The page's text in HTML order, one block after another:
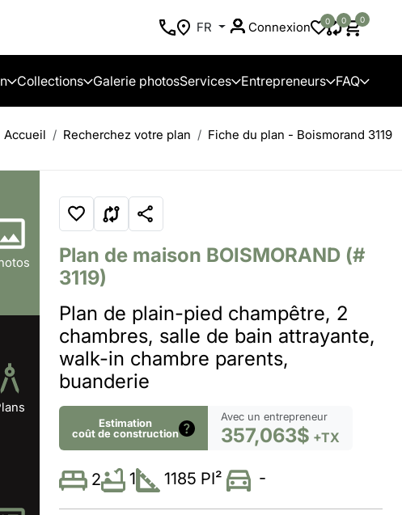
FR Connexion 0 0 0
Collections Galerie photosServices Entrepreneurs FAQ
Accueil Recherchez votre plan Fiche du plan - Boismorand 3119
Plan de maison BOISMORAND (#
3119)
Plan de plain-pied champêtre, 2
chambres, salle de bain attrayante,
walk-in chambre parents,
buanderie
Estimation
coût de construction
Avec un entrepreneur
357,063$ +TX
2 1 1185 PI² -